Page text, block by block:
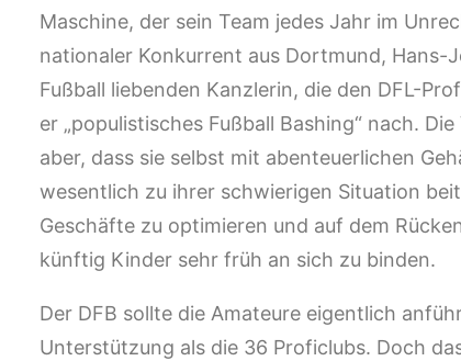
Maschine, der sein Team jedes Jahr im
nationaler Konkurrent aus Dortmund, Hans-
Fußball liebenden Kanzlerin, die den DFL-
er „populistisches Fußball Bashing“ nach.
aber, dass sie selbst mit abenteuerlichen
wesentlich zu ihrer schwierigen Situation
Geschäfte zu optimieren und auf dem
künftig Kinder sehr früh an sich zu binden.
Der DFB sollte die Amateure eigentlich
Unterstützung als die 36 Proficlubs. Doch